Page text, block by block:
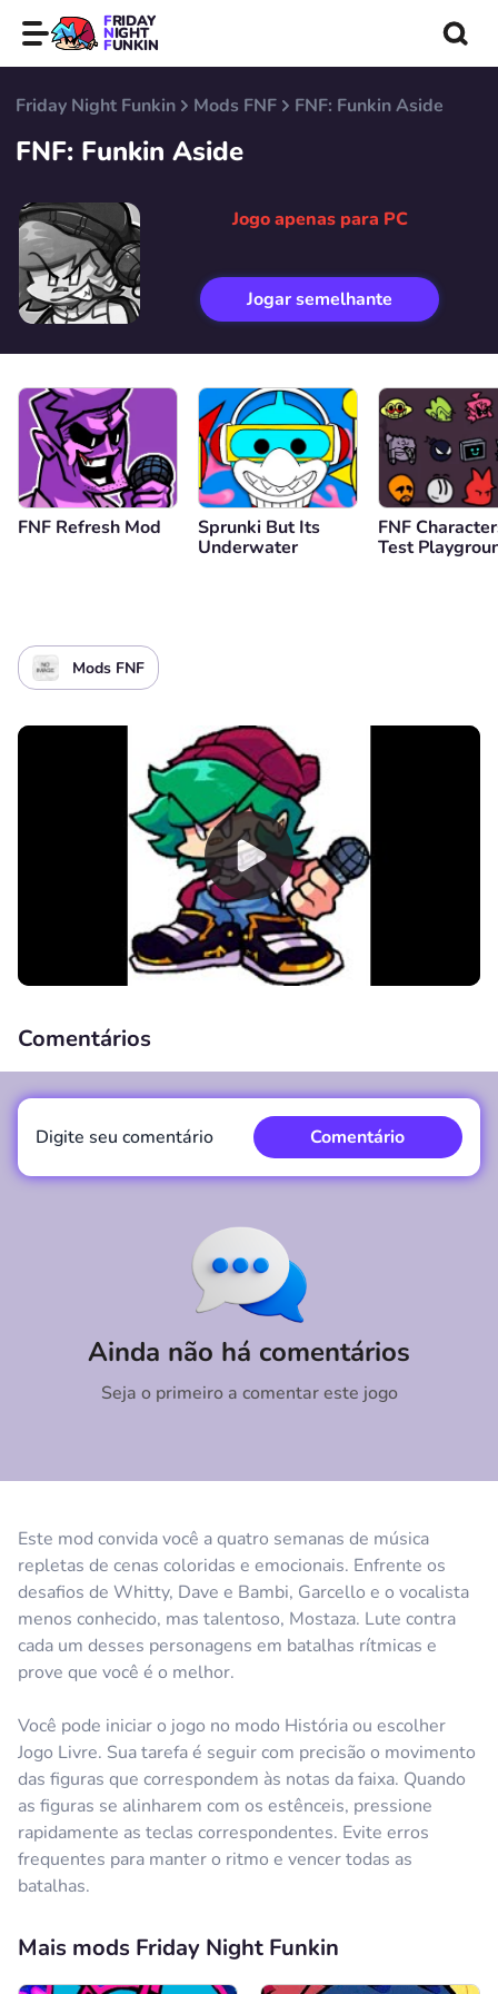
FRIDAY
NIGHT
FUNKIN
Friday Night Funkin Mods FNF FNF: Funkin Aside
FNF: Funkin Aside
Jogo apenas para PC
Jogar semelhante
FNF Refresh Mod
Sprunki But Its
Underwater
FNF
Test
00:00 /
Mods FNF
Este mod convida você a quatro semanas de música
repletas de cenas coloridas e emocionais. Enfrente os
desafios de Whitty, Dave e Bambi, Garcello e o vocalista
menos conhecido, mas talentoso, Mostaza. Lute contra
cada um desses personagens em batalhas rítmicas e
prove que você é o melhor.
Você pode iniciar o jogo no modo História ou escolher
Jogo Livre. Sua tarefa é seguir com precisão o movimento
das figuras que correspondem às notas da faixa. Quando
as figuras se alinharem com os estênceis, pressione
rapidamente as teclas correspondentes. Evite erros
frequentes para manter o ritmo e vencer todas as
batalhas.
Comentários
Ainda não há comentários
Seja o primeiro a comentar este jogo
Digite seu comentário Comentário
Mais mods Friday Night Funkin